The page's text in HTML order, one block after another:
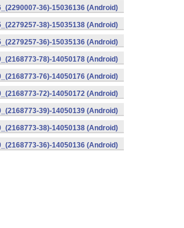
36)-15036136 (Android)
38)-15035138 (Android)
36)-15035136 (Android)
78)-14050178 (Android)
76)-14050176 (Android)
72)-14050172 (Android)
39)-14050139 (Android)
38)-14050138 (Android)
36)-14050136 (Android)